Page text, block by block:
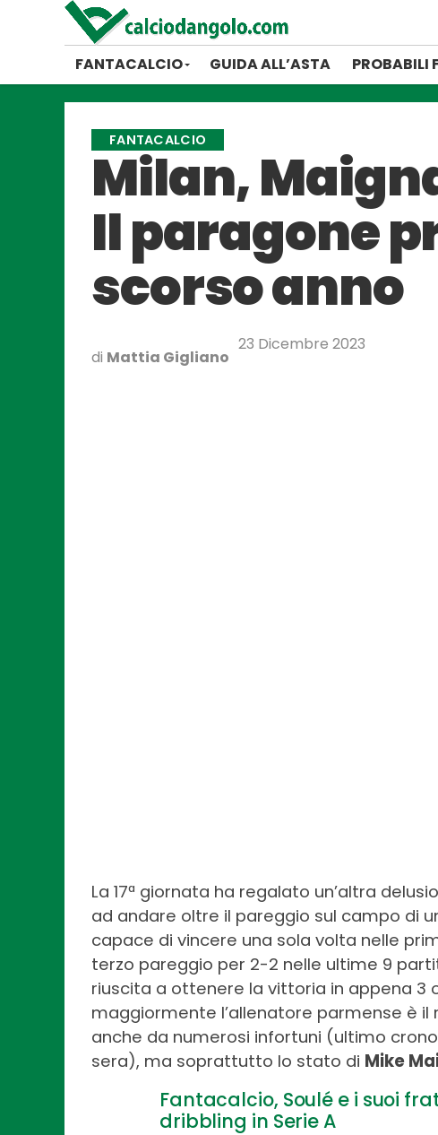
FANTACALCIO GUIDA ALL’ASTA PROBABILI
FANTACALCIO
Milan,
Il paragone
scorso anno
di Mattia Gigliano
23 Dicembre 2023
La 17ª giornata ha regalato un’altra
ad andare oltre il pareggio sul campo di
capace di vincere una sola volta nelle
terzo pareggio per 2-2 nelle ultime 9
riuscita a ottenere la vittoria in appena 3
maggiormente l’allenatore parmense è
anche da numerosi infortuni (ultimo
sera), ma soprattutto lo stato di Mike
Fantacalcio, Soulé e i suoi
dribbling in Serie A